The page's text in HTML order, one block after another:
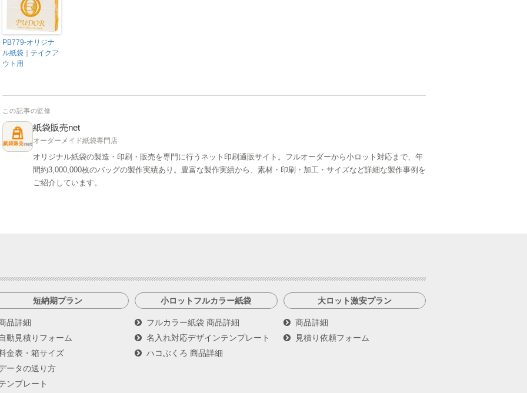
PB779-オリジナ
ル紙袋｜テイクア
ウト用
この記事の監修
紙袋販売net
オーダーメイド紙袋専門店
オリジナル紙袋の製造・印刷・販売を専門に行うネット印刷通販サイト。フルオーダーから小ロット対応まで、年
間約3,000,000枚のバッグの製作実績あり。豊富な製作実績から、素材・印刷・加工・サイズなど詳細な製作事例を
ご紹介しています。
短納期プラン
品詳細
動見積りフォーム
金表・箱サイズ
ータの送り方
ンプレート
小ロットフルカラー紙袋
フルカラー紙袋 商品詳細
名入れ対応デザインテンプレート
ハコぶくろ 商品詳細
大ロット激安プラン
商品詳細
見積り依頼フォーム